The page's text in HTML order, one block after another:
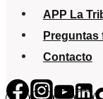
APP La
Preguntas
Contacto